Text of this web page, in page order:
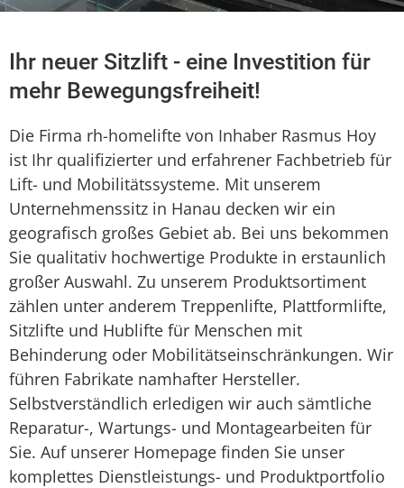
Ihr neuer Sitzlift - eine Investition für
mehr Bewegungsfreiheit!
Die Firma rh-homelifte von Inhaber Rasmus Hoy
ist Ihr qualifizierter und erfahrener Fachbetrieb für
Lift- und Mobilitätssysteme. Mit unserem
Unternehmenssitz in Hanau decken wir ein
geografisch großes Gebiet ab. Bei uns bekommen
Sie qualitativ hochwertige Produkte in erstaunlich
großer Auswahl. Zu unserem Produktsortiment
zählen unter anderem Treppenlifte, Plattformlifte,
Sitzlifte und Hublifte für Menschen mit
Behinderung oder Mobilitätseinschränkungen. Wir
führen Fabrikate namhafter Hersteller.
Selbstverständlich erledigen wir auch sämtliche
Reparatur-, Wartungs- und Montagearbeiten für
Sie. Auf unserer Homepage finden Sie unser
komplettes Dienstleistungs- und Produktportfolio